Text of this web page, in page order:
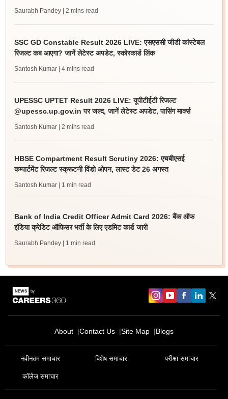
Saurabh Pandey | 2 mins read
SSC GD Constable Result 2026 LIVE: एसएससी जीडी कांस्टेबल
रिजल्ट कब आएगा? जानें लेटेस्ट अपडेट, स्कोरकार्ड लिंक
Santosh Kumar | 4 mins read
UPESSC UPTET Result 2026 LIVE: यूपीटीईटी रिजल्ट
@upessc.up.gov.in पर जल्द, जानें लेटेस्ट अपडेट, पासिंग मार्क्स
Santosh Kumar | 2 mins read
HBSE Compartment Result Scrutiny 2026: एचबीएसई
कम्पार्टमेंट रिजल्ट स्क्रूटनी विंडो ओपन, लास्ट डेट 26 अगस्त
Santosh Kumar | 1 min read
Bank of India Credit Officer Admit Card 2026: बैंक ऑफ
इंडिया क्रेडिट ऑफिसर भर्ती के लिए एडमिट कार्ड जारी
Saurabh Pandey | 1 min read
About Contact Us Site Map Blogs
नवीनतम समाचार विशेष समाचार परीक्षा समाचार
कॉलेज समाचार